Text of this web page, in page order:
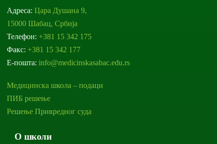
Адреса:Цара Душана 9,
15000 Шабац, Србија
Телефон: +381 15 342 175
Факс: +381 15 342 177
Е-пошта:info@medicinskasabac.edu.rs
Медицинска школа – подаци
ПИБ решење
Решење Привредног суда
О школи